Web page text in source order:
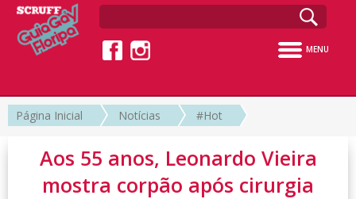
MENU
Página Inicial Notícias #Hot
Aos 55 anos, Leonardo Vieira
mostra corpão após cirurgia